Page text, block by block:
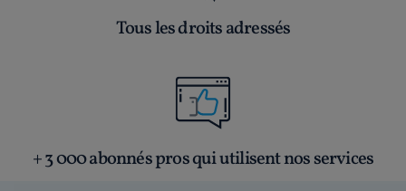
Tous les droits adressés
+ 3 000 abonnés pros qui utilisent nos services